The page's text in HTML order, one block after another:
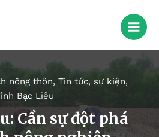
nông thôn, Tin tức, sự kiện,
Bạc Liêu
Cần sự đột phá